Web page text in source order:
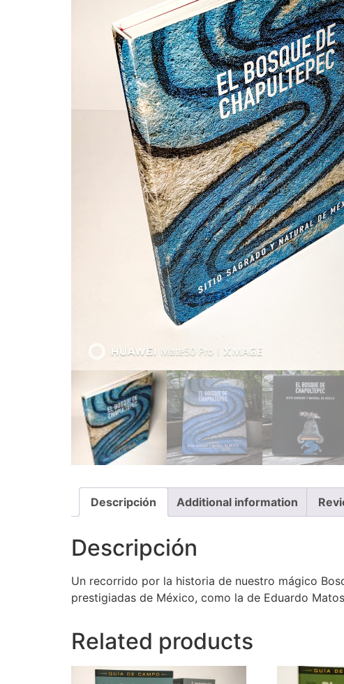
Descripción Additional information
Descripción
Un recorrido por la historia de nuestro mágico
prestigiadas de México, como la de Eduardo
Related products